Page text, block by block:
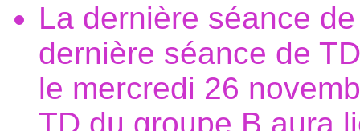
La dernière séance
dernière séance de
le mercredi 26
TD du groupe B aura